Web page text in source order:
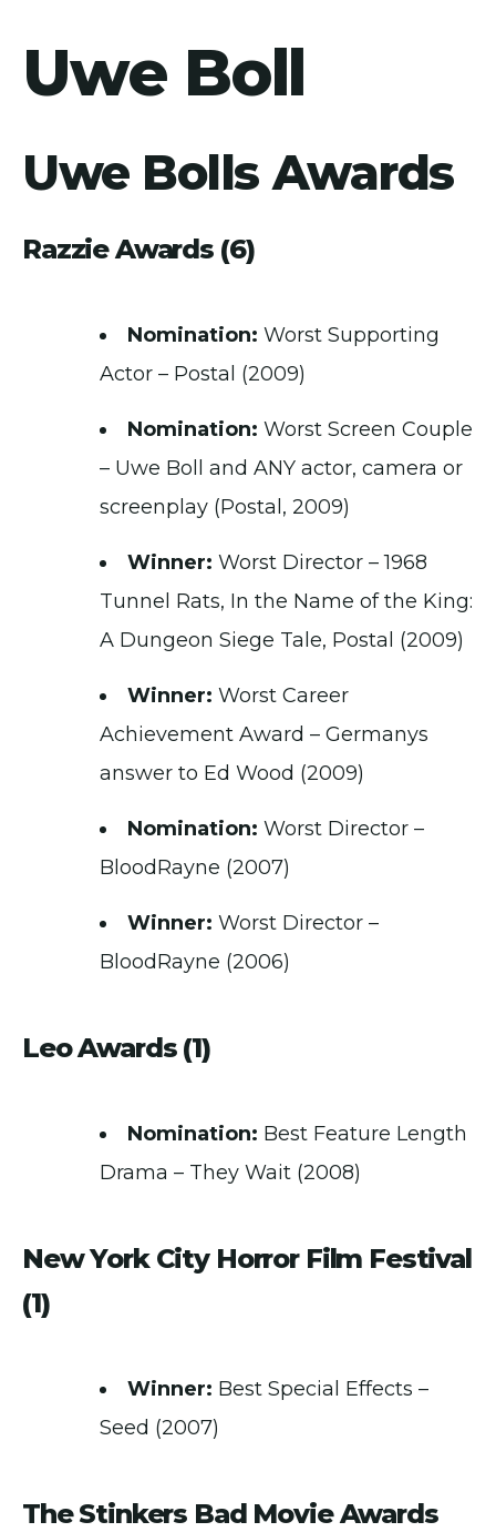
Uwe Boll
Uwe Bolls Awards
Razzie Awards (6)
Nomination: Worst Supporting
Actor – Postal (2009)
Nomination: Worst Screen Couple
– Uwe Boll and ANY actor, camera or
screenplay (Postal, 2009)
Winner: Worst Director – 1968
Tunnel Rats, In the Name of the King:
A Dungeon Siege Tale, Postal (2009)
Winner: Worst Career
Achievement Award – Germanys
answer to Ed Wood (2009)
Nomination: Worst Director –
BloodRayne (2007)
Winner: Worst Director –
BloodRayne (2006)
Leo Awards (1)
Nomination: Best Feature Length
Drama – They Wait (2008)
New York City Horror Film Festival
(1)
Winner: Best Special Effects –
Seed (2007)
The Stinkers Bad Movie Awards